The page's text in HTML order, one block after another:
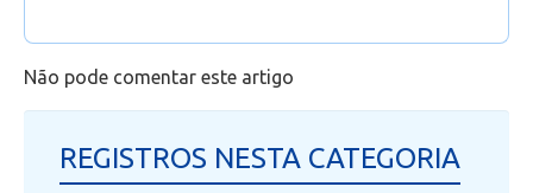
Não pode comentar este artigo
REGISTROS NESTA CATEGORIA